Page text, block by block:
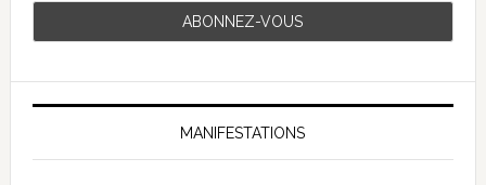
MANIFESTATIONS